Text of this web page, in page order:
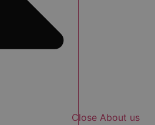
Close About us